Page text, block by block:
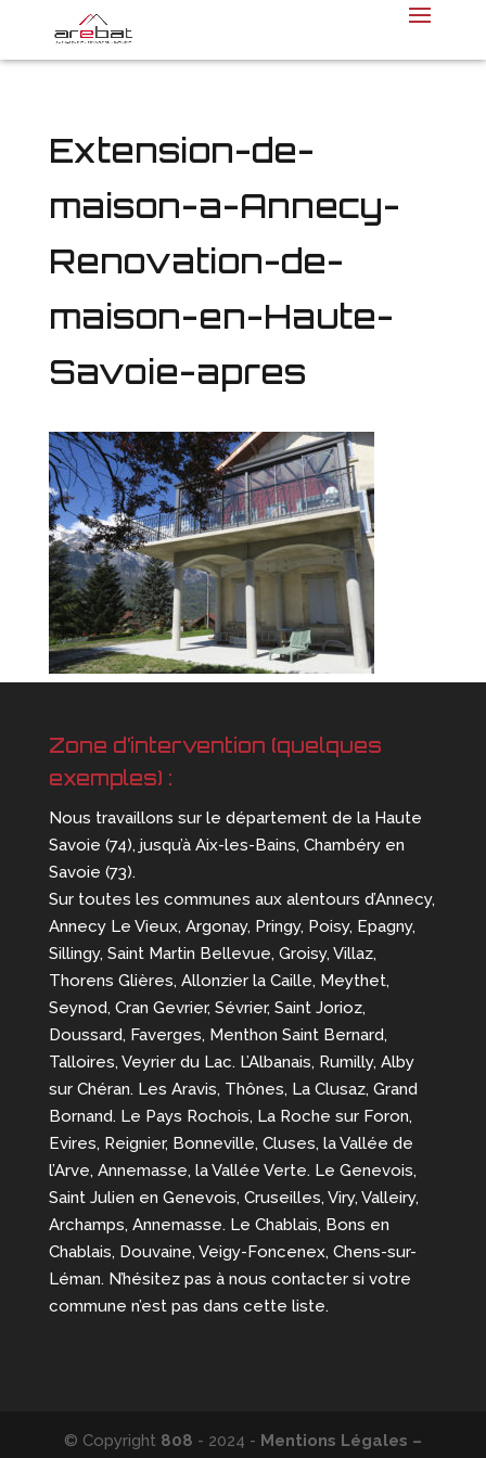
Extension-de-
maison-a-Annecy-
Renovation-de-
maison-en-Haute-
Savoie-apres
Zone d’intervention (quelques
exemples) :
Nous travaillons sur le département de la Haute
Savoie (74), jusqu’à Aix-les-Bains, Chambéry en
Savoie (73).
Sur toutes les communes aux alentours d’Annecy,
Annecy Le Vieux, Argonay, Pringy, Poisy, Epagny,
Sillingy, Saint Martin Bellevue, Groisy, Villaz,
Thorens Glières, Allonzier la Caille, Meythet,
Seynod, Cran Gevrier, Sévrier, Saint Jorioz,
Doussard, Faverges, Menthon Saint Bernard,
Talloires, Veyrier du Lac. L’Albanais, Rumilly, Alby
sur Chéran. Les Aravis, Thônes, La Clusaz, Grand
Bornand. Le Pays Rochois, La Roche sur Foron,
Evires, Reignier, Bonneville, Cluses, la Vallée de
l’Arve, Annemasse, la Vallée Verte. Le Genevois,
Saint Julien en Genevois, Cruseilles, Viry, Valleiry,
Archamps, Annemasse. Le Chablais, Bons en
Chablais, Douvaine, Veigy-Foncenex, Chens-sur-
Léman. N’hésitez pas à nous contacter si votre
commune n’est pas dans cette liste.
© Copyright 808 - 2024 - Mentions Légales –